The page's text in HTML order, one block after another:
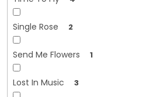
Single Rose 2
Send Me Flowers 1
Lost In Music 3